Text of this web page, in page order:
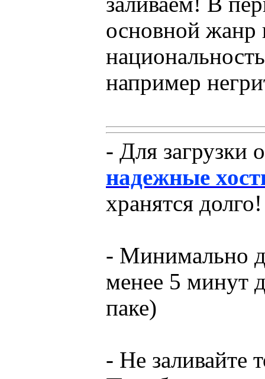
основной жанр
например
- Для загрузки
надежные
хранятся долго!
- Минимально
менее 5 минут
паке)
- Не заливайте